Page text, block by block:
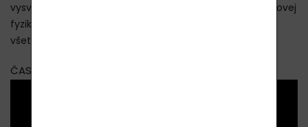
vysvetliť, ako výrobky Lavylites fungujú z pohľadu kvantovej
fyziky. Teraz vám prinášame zvukový tlmočený prenos
všetkých 3 prednášok (v 3 častiach).
ČASŤ 1: